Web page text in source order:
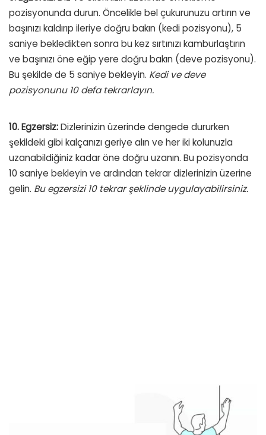
pozisyonunda durun. Öncelikle bel çukurunuzu artırın ve
başınızı kaldırıp ileriye doğru bakın (kedi pozisyonu), 5
saniye bekledikten sonra bu kez sırtınızı kamburlaştırın
ve başınızı öne eğip yere doğru bakın (deve pozisyonu).
Bu şekilde de 5 saniye bekleyin. Kedi ve deve
pozisyonunu 10 defa tekrarlayın.
10. Egzersiz:Dizlerinizin üzerinde dengede dururken
şekildeki gibi kalçanızı geriye alın ve her iki kolunuzla
uzanabildiğiniz kadar öne doğru uzanın. Bu pozisyonda
10 saniye bekleyin ve ardından tekrar dizlerinizin üzerine
gelin. Bu egzersizi 10 tekrar şeklinde uygulayabilirsiniz.